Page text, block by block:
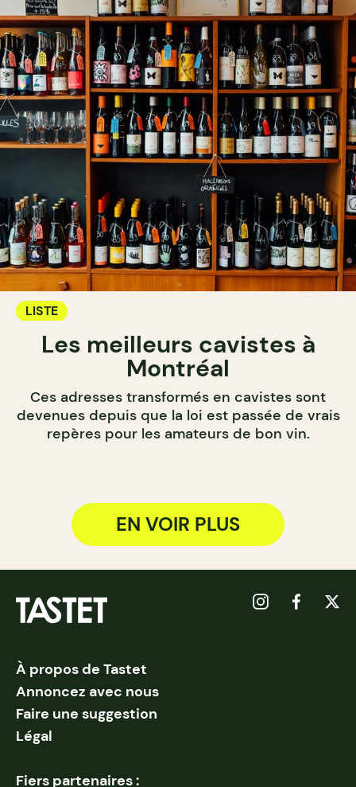
LISTE
Les meilleurs cavistes à
Montréal
Ces adresses transformés en cavistes sont
devenues depuis que la loi est passée de vrais
repères pour les amateurs de bon vin.
EN VOIR PLUS
À propos de Tastet
Annoncez avec nous
Faire une suggestion
Légal
Fiers partenaires :